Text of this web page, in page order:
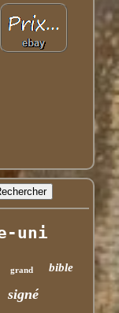
uni
grand bible
signé